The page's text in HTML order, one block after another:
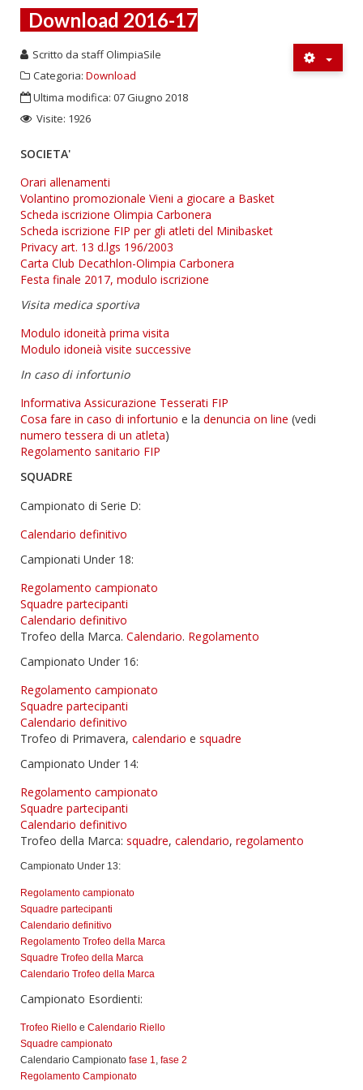
Download 2016-17
Scritto da staff OlimpiaSile
Categoria: Download
Ultima modifica: 07 Giugno 2018
Visite: 1926
SOCIETA'
Orari allenamenti
Volantino promozionale Vieni a giocare a Basket
Scheda iscrizione Olimpia Carbonera
Scheda iscrizione FIP per gli atleti del Minibasket
Privacy art. 13 d.lgs 196/2003
Carta Club Decathlon-Olimpia Carbonera
Festa finale 2017, modulo iscrizione
Visita medica sportiva
Modulo idoneità prima visita
Modulo idoneià visite successive
In caso di infortunio
Informativa Assicurazione Tesserati FIP
Cosa fare in caso di infortunio e la denuncia on line (vedi
numero tessera di un atleta)
Regolamento sanitario FIP
SQUADRE
Campionato di Serie D:
Calendario definitivo
Campionati Under 18:
Regolamento campionato
Squadre partecipanti
Calendario definitivo
Trofeo della Marca. Calendario. Regolamento
Campionato Under 16:
Regolamento campionato
Squadre partecipanti
Calendario definitivo
Trofeo di Primavera, calendario e squadre
Campionato Under 14:
Regolamento campionato
Squadre partecipanti
Calendario definitivo
Trofeo della Marca: squadre, calendario, regolamento
Campionato Under 13:
Regolamento campionato
Squadre partecipanti
Calendario definitivo
Regolamento Trofeo della Marca
Squadre Trofeo della Marca
Calendario Trofeo della Marca
Campionato Esordienti:
Trofeo Riello e Calendario Riello
Squadre campionato
Calendario Campionato fase 1
fase 2
Regolamento Campionato